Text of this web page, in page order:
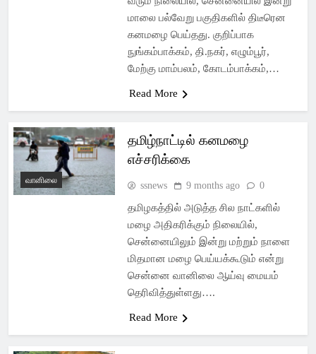
மாலை பல்வேறு பகுதிகளில் திடீரென
கனமழை பெய்தது. குறிப்பாக
நுங்கம்பாக்கம், தி.நகர், எழும்பூர்,
மேற்கு மாம்பலம், கோடம்பாக்கம்,…
Read More
வானிலை
தமிழ்நாட்டில் கனமழை
எச்சரிக்கை
ssnews 9 months ago 0
தமிழகத்தில் அடுத்த சில நாட்களில்
மழை அதிகரிக்கும் நிலையில்,
சென்னையிலும் இன்று மற்றும் நாளை
மிதமான மழை பெய்யக்கூடும் என்று
சென்னை வானிலை ஆய்வு மையம்
தெரிவித்துள்ளது….
Read More